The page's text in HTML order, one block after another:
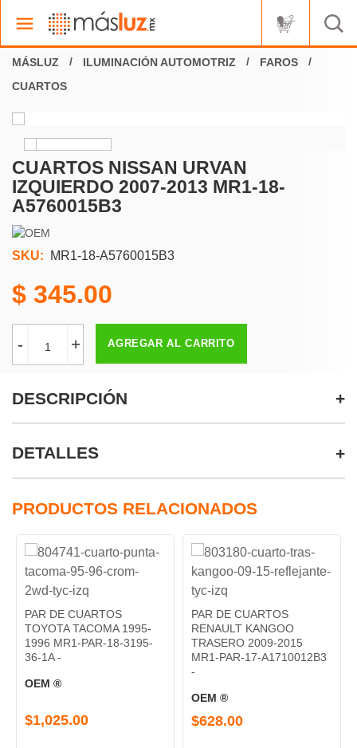
ILUMINACIÓN AUTOMOTRIZ
FAROS
CUARTOS
CUARTOS NISSAN URVAN
IZQUIERDO 2007-2013 MR1-18-
A5760015B3
SKU: MR1-18-A5760015B3
345.00
- + AGREGAR AL CARRITO
DESCRIPCIÓN
DETALLES
PRODUCTOS RELACIONADOS
PAR DE CUARTOS
TOYOTA TACOMA 1995-
1996 MR1-PAR-18-3195-
36-1A -
OEM ®
$1,025.00
PAR DE CUARTOS
RENAULT KANGOO
TRASERO 2009-2015
MR1-PAR-17-A1710012B3
-
OEM ®
$628.00